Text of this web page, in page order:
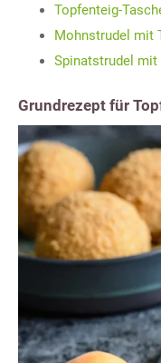
Topfenteig-
Mohnstrudel mit
Spinatstrudel mit
Grundrezept für